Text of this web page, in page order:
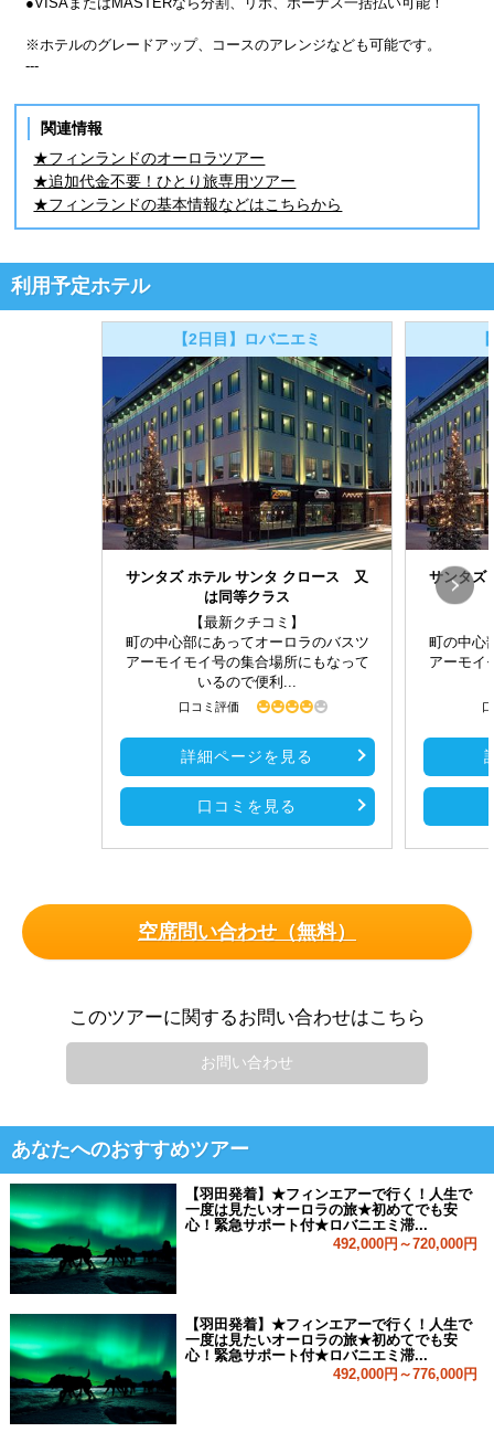
※ホテルのグレードアップ、コースのアレンジなども可能です。
---
関連情報
★フィンランドのオーロラツアー
★追加代金不要！ひとり旅専用ツアー
★フィンランドの基本情報などはこちらから
利用予定ホテル
【2日目】ロバニエミ
サンタズ ホテル サンタ クロース 又
は同等クラス
【最新クチコミ】
町の中心部にあってオーロラのバスツ
アーモイモイ号の集合場所にもなって
いるので便利...
口コミ評価
詳細ページを見る
口コミを見る
サンタズ
町の中心
アーモイ
空席問い合わせ（無料）
このツアーに関するお問い合わせはこちら
お問い合わせ
あなたへのおすすめツアー
【羽田発着】★フィンエアーで行く！人生で
一度は見たいオーロラの旅★初めてでも安
心！緊急サポート付★ロバニエミ滞...
492,000円～720,000円
【羽田発着】★フィンエアーで行く！人生で
一度は見たいオーロラの旅★初めてでも安
心！緊急サポート付★ロバニエミ滞...
492,000円～776,000円